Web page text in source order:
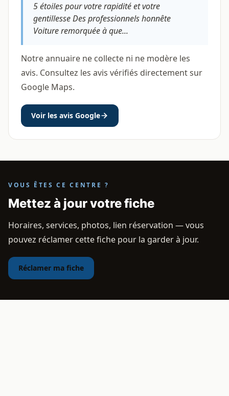
5 étoiles pour votre rapidité et votre
gentillesse Des professionnels honnête
Voiture remorquée à que...
Notre annuaire ne collecte ni ne modère les
avis. Consultez les avis vérifiés directement sur
Google Maps.
Voir les avis Google
VOUS ÊTES CE CENTRE ?
Mettez à jour votre fiche
Horaires, services, photos, lien réservation — vous
pouvez réclamer cette fiche pour la garder à jour.
Réclamer ma fiche